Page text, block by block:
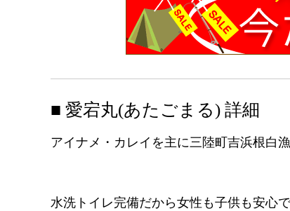
■ 愛宕丸(あたごまる) 詳細
アイナメ・カレイを主に三陸町吉浜根白漁
水洗トイレ完備だから女性も子供も安心で